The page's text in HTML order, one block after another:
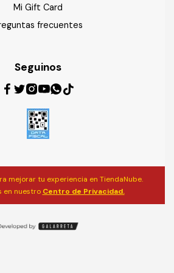
Mi Gift Card
frecuentes
Seguinos
mejorar tu experiencia en TiendaNube.
en nuestro Centro de Privacidad.